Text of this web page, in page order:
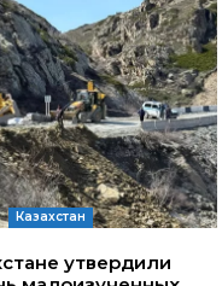
Казахстан
утвердили